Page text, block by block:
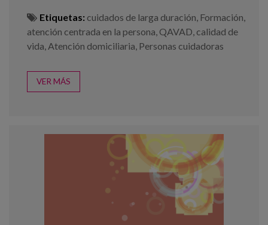
Etiquetas: cuidados de larga duración, Formación,
atención centrada en la persona, QAVAD, calidad de
vida, Atención domiciliaria, Personas cuidadoras
VER MÁS